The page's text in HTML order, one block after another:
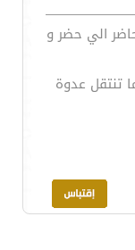
الي حضر و
تنتقل عدوة